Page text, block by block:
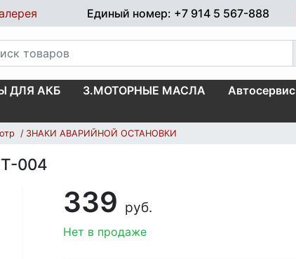
Единый номер: +7 914 5 567-888
ДЛЯ АКБ 3.МОТОРНЫЕ МАСЛА Автосервис
ЗНАКИ АВАРИЙНОЙ ОСТАНОВКИ
004
339 руб.
Нет в продаже